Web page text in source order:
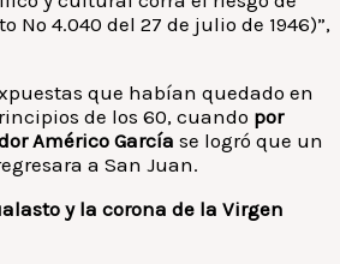
Nº 4.040 del 27 de julio de 1946)”,
que habían quedado en
de los 60, cuando por
Américo García se logró que un
a San Juan.
y la corona de la Virgen